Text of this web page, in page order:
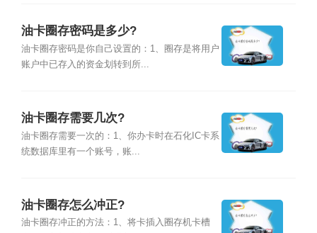
油卡圈存密码是多少?
油卡圈存密码是你自己设置的：1、圈存是将用户
账户中已存入的资金划转到所...
油卡圈存需要几次?
油卡圈存需要一次的：1、你办卡时在石化IC卡系
统数据库里有一个账号，账...
油卡圈存怎么冲正?
油卡圈存冲正的方法：1、将卡插入圈存机卡槽